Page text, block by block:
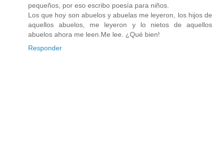
pequeños, por eso escribo poesía para niños.
Los que hoy son abuelos y abuelas me leyeron, los hijos de
aquellos abuelos, me leyeron y lo nietos de aquellos
abuelos ahora me leen.Me lee. ¿Qué bien!
Responder